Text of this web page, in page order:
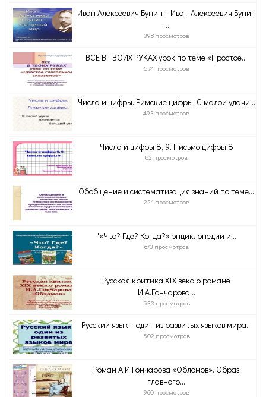
Иван Алексеевич Бунин – Иван Алексеевич Бунин
–...
398 просмотров
ВСЁ В ТВОИХ РУКАХ урок по теме «Простое...
574 просмотров
Числа и цифры. Римские цифры. С малой удачи...
493 просмотров
Числа и цифры 8, 9. Письмо цифры 8
82 просмотров
Обобщение и систематизация знаний по теме...
221 просмотров
"«Что? Где? Когда?» энциклопедии и...
673 просмотров
Русская критика XIX века о романе
И.А.Гончарова...
533 просмотров
Русский язык – один из развитых языков мира...
502 просмотров
Роман А.И.Гончарова «Обломов». Образ
главного...
960 просмотров